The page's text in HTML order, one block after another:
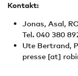
Kontakt:
Jonas, Asal,
Tel. 040 380
Ute Bertrand,
presse [at]